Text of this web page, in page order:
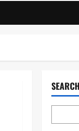
SEARCH